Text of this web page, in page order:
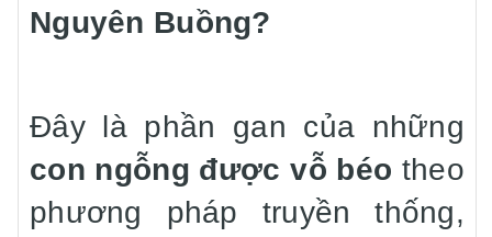
Nguyên Buồng?
Đây là phần gan của những
con ngỗng được vỗ béo theo
phương pháp truyền thống,